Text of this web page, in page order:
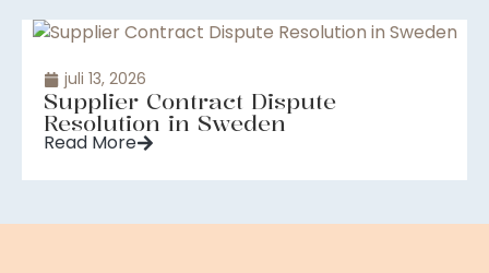
juli 13, 2026
Supplier Contract Dispute
Resolution in Sweden
Read More